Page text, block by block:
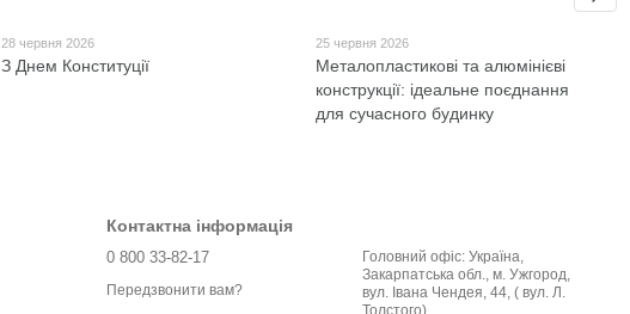
28 червня 2026
З Днем Конституції
25 червня 2026
Металопластикові та алюмінієві
конструкції: ідеальне поєднання
для сучасного будинку
Контактна інформація
0 800 33-82-17
Передзвонити вам?
Головний офіс: Україна,
Закарпатська обл., м. Ужгород,
вул. Івана Чендея, 44, ( вул. Л.